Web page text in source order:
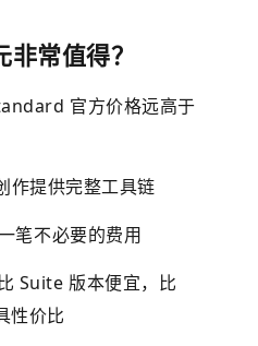
常值得？
官方价格远高于
作提供完整工具链
笔不必要的费用
Suite 版本便宜，比
性价比